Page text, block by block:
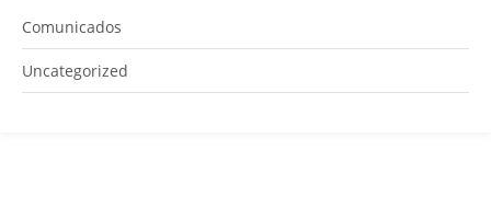
Comunicados
Uncategorized